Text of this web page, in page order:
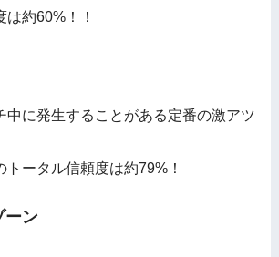
約60%！！
中に発生することがある定番の激アツ
ータル信頼度は約79%！
ーン